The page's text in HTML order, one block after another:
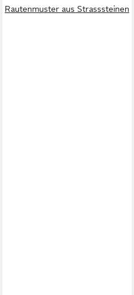
Rautenmuster aus Strasssteinen